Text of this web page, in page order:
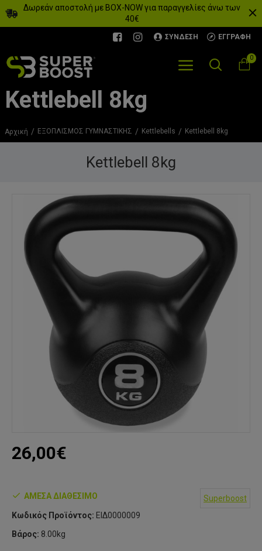
Δωρεάν αποστολή με BOX-NOW για παραγγελίες άνω των
40€
ΣΎΝΔΕΣΗ ΕΓΓΡΑΦΉ
0
Kettlebell 8kg
Αρχική ΕΞΟΠΛΙΣΜΟΣ ΓΥΜΝΑΣΤΙΚΗΣ Kettlebells Kettlebell 8kg
Kettlebell 8kg
ΆΜΕΣΑ ΔΙΑΘΈΣΙΜΟ
Κωδικός Προϊόντος: ΕΙΔ0000009
Βάρος: 8.00kg
Superboost
26,00€